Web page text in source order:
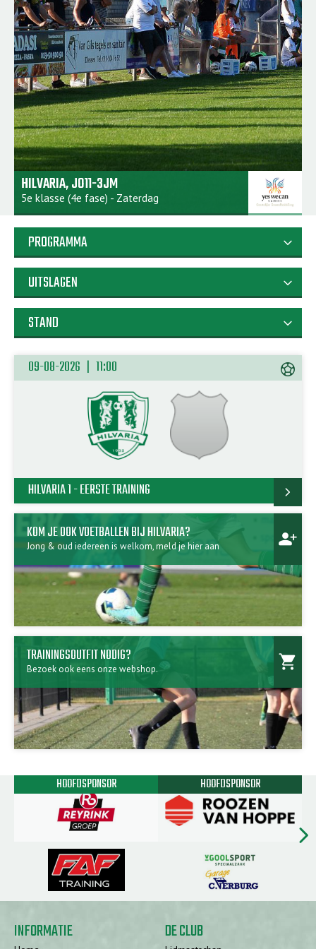
HILVARIA, JO11-3JM
5e klasse (4e fase) - Zaterdag
PROGRAMMA expand_more
UITSLAGEN expand_more
STAND expand_more
09-08-2026 | 11:00 sports_soccer
HILVARIA 1 - EERSTE TRAINING chevron_right
KOM JE OOK VOETBALLEN BIJ HILVARIA?
Jong & oud iedereen is welkom, meld je hier aan person_add
TRAININGSOUTFIT NODIG?
Bezoek ook eens onze webshop. shopping_cart
HOOFDSPONSOR HOOFDSPONSOR
INFORMATIE DE CLUB